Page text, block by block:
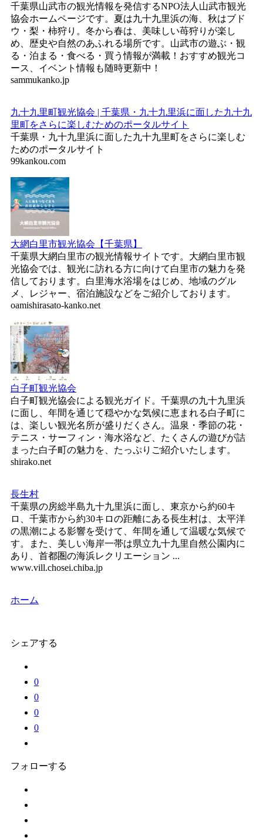
千葉県山武市の観光情報を発信するNPO法人山武市観光
協会ホームページです。夏は九十九里浜の海、秋はブド
ウ・梨・柿狩り。冬から春は、美味しい苺狩りが楽し
め、歴史や自然のあふれる場所です。山武市の遊ぶ・観
る・泊まる・食べる・買う情報が満載！おすすめ観光コ
ース、イベント情報も随時更新中！
sammukanko.jp
九十九里町観光協会 | 千葉県・九十九里浜に面した九十九
里町をさらに楽しむためのポータルサイト
千葉県・九十九里浜に面した九十九里町をさらに楽しむ
ためのポータルサイト
99kankou.com
大網白里市観光協会【千葉県】
千葉県大網白里市の観光情報サイトです。大網白里市観
光協会では、観光に訪れる方に向けて白里市の魅力を発
信しております。白里海水浴場をはじめ、地域のグル
メ、レジャー、宿泊施設などをご紹介しております。
oamishirasato-kanko.net
白子町観光協会
白子町観光協会による観光ガイド。千葉県の九十九里浜
に面し、年間を通じて穏やかな気候に恵まれる白子町に
は、楽しい観光名所が盛りだくさん。温泉・季節の花・
テニス・サーフィン・海水浴など、たくさんの遊びが詰
まった白子町の魅力を、たっぷりご紹介いたします。
shirako.net
長生村
千葉県の房総半島九十九里浜に面し、東京から約60キ
ロ、千葉市から約30キロの距離にある長生村は、太平洋
の黒潮による影響を受けて、年間を通して温暖な気候で
す。また、美しい海岸一帯は県立九十九里自然公園内に
あり、首都圏の海浜レクリエーション ...
www.vill.chosei.chiba.jp
ホーム
シェアする
0
0
0
0
フォローする